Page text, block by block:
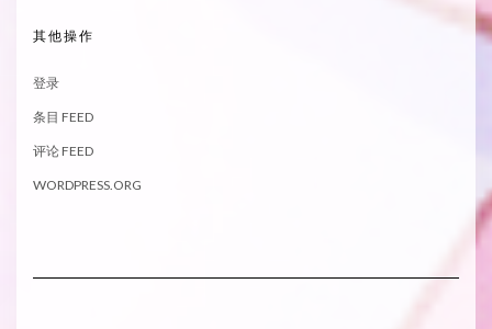
其他操作
登录
条目 FEED
评论 FEED
WORDPRESS.ORG